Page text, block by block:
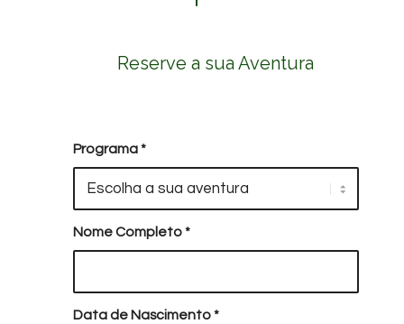
Reserve a sua Aventura
Programa*
Nome Completo*
Data de Nascimento*